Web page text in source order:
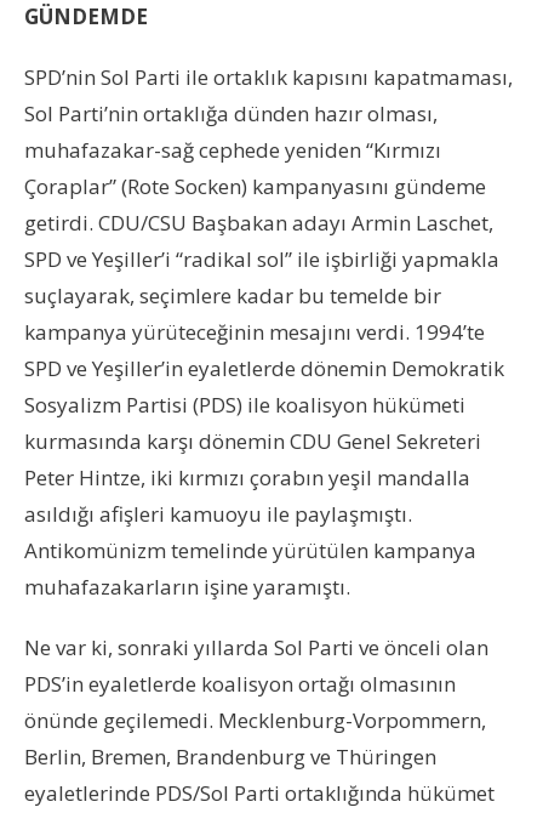
GÜNDEMDE
SPD’nin Sol Parti ile ortaklık kapısını kapatmaması,
Sol Parti’nin ortaklığa dünden hazır olması,
muhafazakar-sağ cephede yeniden “Kırmızı
Çoraplar” (Rote Socken) kampanyasını gündeme
getirdi. CDU/CSU Başbakan adayı Armin Laschet,
SPD ve Yeşiller’i “radikal sol” ile işbirliği yapmakla
suçlayarak, seçimlere kadar bu temelde bir
kampanya yürüteceğinin mesajını verdi. 1994’te
SPD ve Yeşiller’in eyaletlerde dönemin Demokratik
Sosyalizm Partisi (PDS) ile koalisyon hükümeti
kurmasında karşı dönemin CDU Genel Sekreteri
Peter Hintze, iki kırmızı çorabın yeşil mandalla
asıldığı afişleri kamuoyu ile paylaşmıştı.
Antikomünizm temelinde yürütülen kampanya
muhafazakarların işine yaramıştı.
Ne var ki, sonraki yıllarda Sol Parti ve önceli olan
PDS’in eyaletlerde koalisyon ortağı olmasının
önünde geçilemedi. Mecklenburg-Vorpommern,
Berlin, Bremen, Brandenburg ve Thüringen
eyaletlerinde PDS/Sol Parti ortaklığında hükümet